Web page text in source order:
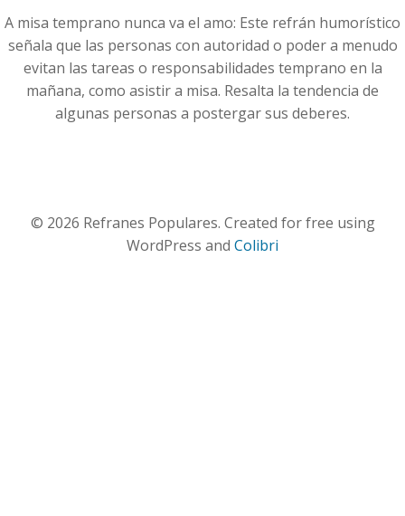
A misa temprano nunca va el amo: Este refrán humorístico
señala que las personas con autoridad o poder a menudo
evitan las tareas o responsabilidades temprano en la
mañana, como asistir a misa. Resalta la tendencia de
algunas personas a postergar sus deberes.
© 2026 Refranes Populares. Created for free using
WordPress and Colibri